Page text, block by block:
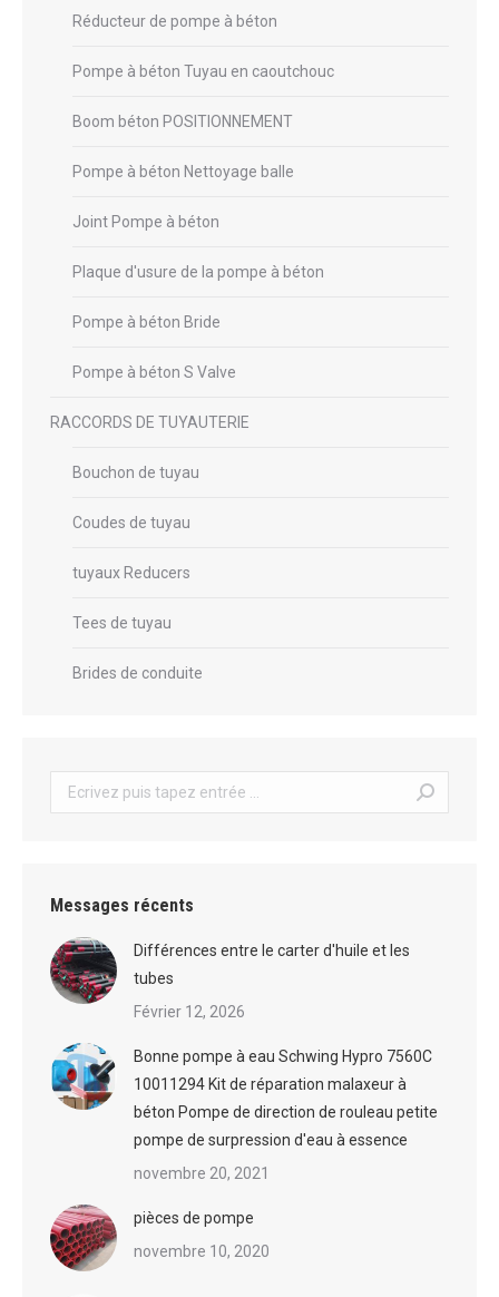
Réducteur de pompe à béton
Pompe à béton Tuyau en caoutchouc
Boom béton POSITIONNEMENT
Pompe à béton Nettoyage balle
Joint Pompe à béton
Plaque d'usure de la pompe à béton
Pompe à béton Bride
Pompe à béton S Valve
RACCORDS DE TUYAUTERIE
Bouchon de tuyau
Coudes de tuyau
tuyaux Reducers
Tees de tuyau
Brides de conduite
Recherche
:
Messages récents
Différences entre le carter d'huile et les
tubes
Février 12, 2026
Bonne pompe à eau Schwing Hypro 7560C
10011294 Kit de réparation malaxeur à
béton Pompe de direction de rouleau petite
pompe de surpression d'eau à essence
novembre 20, 2021
pièces de pompe
novembre 10, 2020